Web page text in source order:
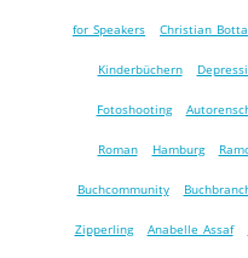
for Speakers Christian Botta
Kinderbüchern
Fotoshooting
Roman Hamburg
Buchcommunity
Zipperling Anabelle Assaf